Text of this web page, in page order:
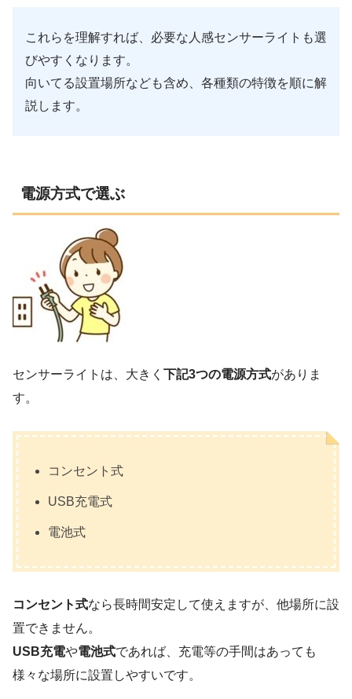
これらを理解すれば、必要な人感センサーライトも選
びやすくなります。
向いてる設置場所なども含め、各種類の特徴を順に解
説します。
電源方式で選ぶ
センサーライトは、大きく 下記3つの電源方式がありま
す。
コンセント式
USB充電式
電池式
コンセント式なら長時間安定して使えますが、他場所に設
置できません。
USB充電や電池式であれば、充電等の手間はあっても
様々な場所に設置しやすいです。